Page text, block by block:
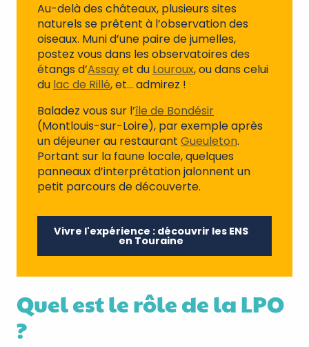
Au-delà des châteaux, plusieurs sites
naturels se prêtent à l’observation des
oiseaux. Muni d’une paire de jumelles,
postez vous dans les observatoires des
étangs d’Assayet du Louroux, ou dans celui
du lac de Rillé, et… admirez !
Baladez vous sur l’île de Bondésir
(Montlouis-sur-Loire), par exemple après
un déjeuner au restaurant Gueuleton.
Portant sur la faune locale, quelques
panneaux d’interprétation jalonnent un
petit parcours de découverte.
Vivre l'expérience : découvrir les ENS
en Touraine
Quel est le rôle de la LPO
?